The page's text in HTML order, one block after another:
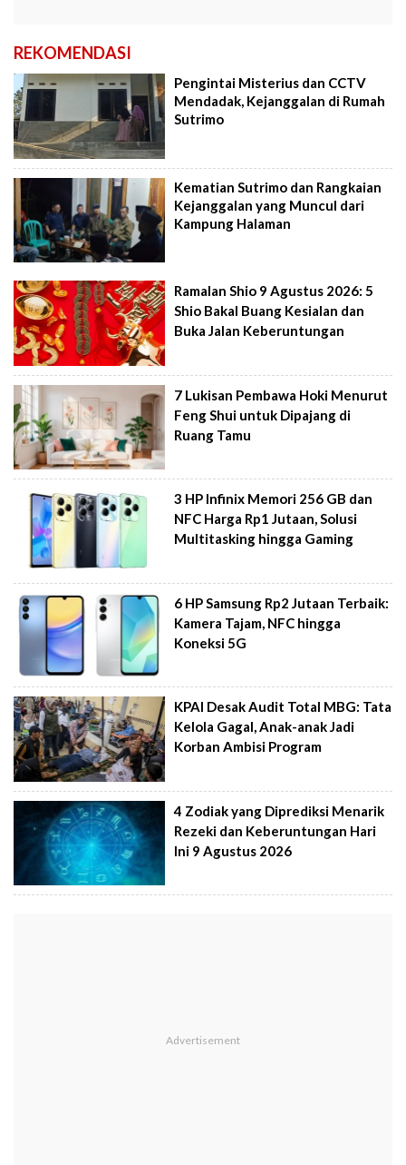
REKOMENDASI
Pengintai Misterius dan CCTV
Mendadak, Kejanggalan di Rumah
Sutrimo
Kematian Sutrimo dan Rangkaian
Kejanggalan yang Muncul dari
Kampung Halaman
Ramalan Shio 9 Agustus 2026: 5
Shio Bakal Buang Kesialan dan
Buka Jalan Keberuntungan
7 Lukisan Pembawa Hoki Menurut
Feng Shui untuk Dipajang di
Ruang Tamu
3 HP Infinix Memori 256 GB dan
NFC Harga Rp1 Jutaan, Solusi
Multitasking hingga Gaming
6 HP Samsung Rp2 Jutaan Terbaik:
Kamera Tajam, NFC hingga
Koneksi 5G
KPAI Desak Audit Total MBG: Tata
Kelola Gagal, Anak-anak Jadi
Korban Ambisi Program
4 Zodiak yang Diprediksi Menarik
Rezeki dan Keberuntungan Hari
Ini 9 Agustus 2026